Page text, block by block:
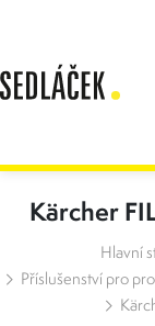
Kärcher
Hlavní
Příslušenství pro